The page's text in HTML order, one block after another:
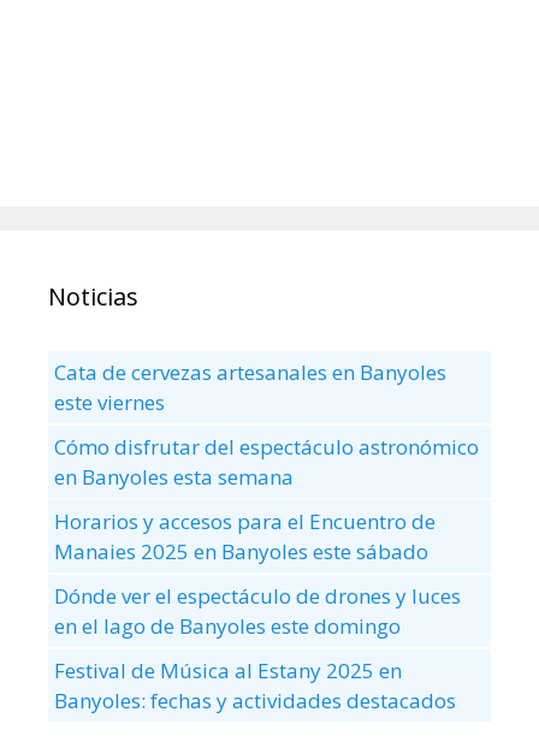
Noticias
Cata de cervezas artesanales en Banyoles
este viernes
Cómo disfrutar del espectáculo astronómico
en Banyoles esta semana
Horarios y accesos para el Encuentro de
Manaies 2025 en Banyoles este sábado
Dónde ver el espectáculo de drones y luces
en el lago de Banyoles este domingo
Festival de Música al Estany 2025 en
Banyoles: fechas y actividades destacados